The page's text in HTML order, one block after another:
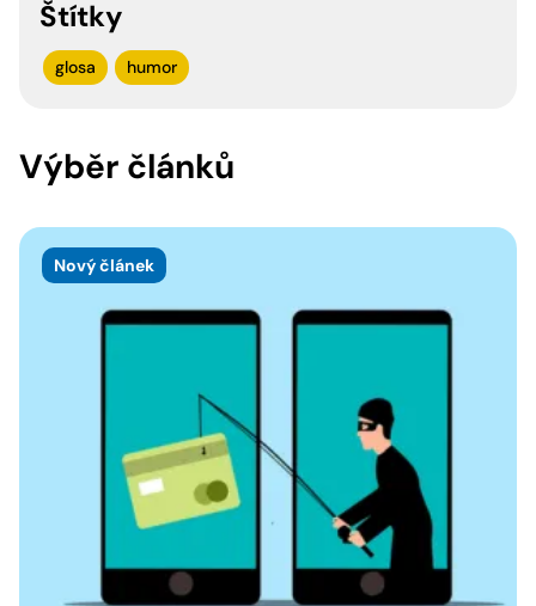
Štítky
glosa humor
Výběr článků
Nový článek